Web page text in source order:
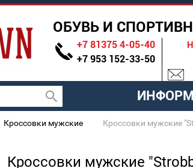
ОБУВЬ И
+7 81375 4-05-40
+7 953 152-33-50
Кроссовки мужские Кроссовки мужские
Кроссовки мужские